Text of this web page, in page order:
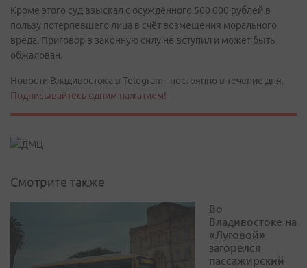
Кроме этого суд взыскал с осуждённого 500 000 рублей в
пользу потерпевшего лица в счёт возмещения морального
вреда. Приговор в законную силу не вступил и может быть
обжалован.
Новости Владивостока в Telegram - постоянно в течение дня.
Подписывайтесь одним нажатием!
Смотрите также
Во
Владивостоке на
«Луговой»
загорелся
пассажирский